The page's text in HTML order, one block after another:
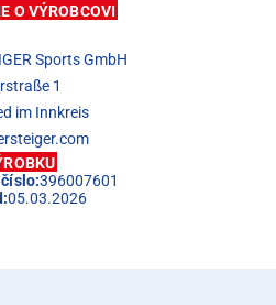
O VÝROBCOVI
Sports GmbH
1
im Innkreis
396007601
05.03.2026